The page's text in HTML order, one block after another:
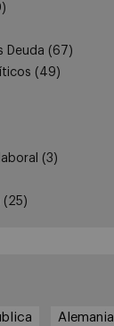
Deuda (67)
(49)
(3)
(25)
Alemania